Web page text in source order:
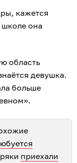
кажется
школе она
область
девушка.
больше
приехали